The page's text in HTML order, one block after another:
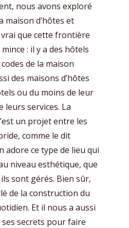
nous avons exploré
d’hôtes et
vrai que cette frontière
: il y a des hôtels
de la maison
des maisons d’hôtes
ou du moins de leur
leurs services. La
un projet entre les
comme le dit
adore ce type de lieu qui
niveau esthétique, que
sont gérés. Bien sûr,
de la construction du
Et il nous a aussi
secrets pour faire